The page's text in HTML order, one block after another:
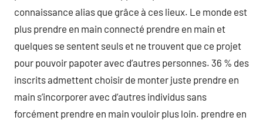
connaissance alias que grâce à ces lieux. Le monde est
plus prendre en main connecté prendre en main et
quelques se sentent seuls et ne trouvent que ce projet
pour pouvoir papoter avec d’autres personnes. 36 % des
inscrits admettent choisir de monter juste prendre en
main s’incorporer avec d’autres individus sans
forcément prendre en main vouloir plus loin. prendre en